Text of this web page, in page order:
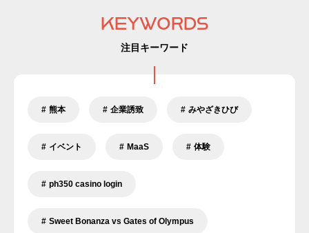
KEYWORDS
注目キーワード
熊本 企業誘致 みやざきひび
イベント MaaS 体験
ph350 casino login
Sweet Bonanza vs Gates of Olympus